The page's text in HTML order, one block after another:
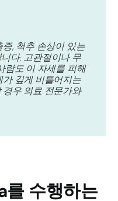
, 척추 손상이 있는
다. 고관절이나 무
람도 이 자세를 피해
가 깊게 비틀어지는
경우 의료 전문가와
를 수행하는